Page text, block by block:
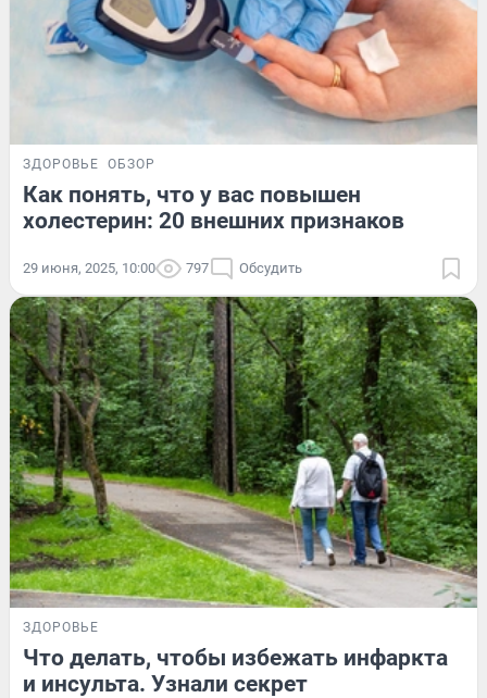
ЗДОРОВЬЕ ОБЗОР
Как понять, что у вас повышен
холестерин: 20 внешних признаков
29 июня, 2025, 10:00 797 Обсудить
ЗДОРОВЬЕ
Что делать, чтобы избежать инфаркта
и инсульта. Узнали секрет